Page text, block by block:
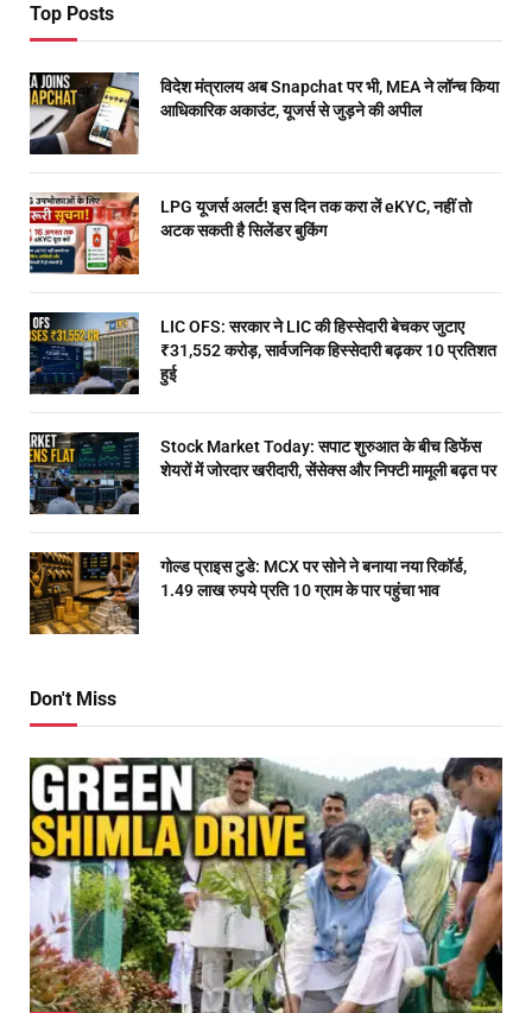
Top Posts
विदेश मंत्रालय अब Snapchat पर भी, MEA ने लॉन्च किया
आधिकारिक अकाउंट, यूजर्स से जुड़ने की अपील
LPG यूजर्स अलर्ट! इस दिन तक करा लें eKYC, नहीं तो
अटक सकती है सिलेंडर बुकिंग
LIC OFS: सरकार ने LIC की हिस्सेदारी बेचकर जुटाए
₹31,552 करोड़, सार्वजनिक हिस्सेदारी बढ़कर 10 प्रतिशत
हुई
Stock Market Today: सपाट शुरुआत के बीच डिफेंस
शेयरों में जोरदार खरीदारी, सेंसेक्स और निफ्टी मामूली बढ़त पर
गोल्ड प्राइस टुडे: MCX पर सोने ने बनाया नया रिकॉर्ड,
1.49 लाख रुपये प्रति 10 ग्राम के पार पहुंचा भाव
Don't Miss